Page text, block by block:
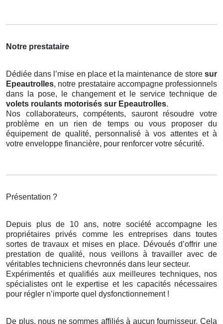
Notre prestataire
Dédiée dans l’mise en place et la maintenance de store sur
Epeautrolles, notre prestataire accompagne professionnels
dans la pose, le changement et le service technique de
volets roulants motorisés sur Epeautrolles.
Nos collaborateurs, compétents, sauront résoudre votre
problème en un rien de temps ou vous proposer du
équipement de qualité, personnalisé à vos attentes et à
votre enveloppe financière, pour renforcer votre sécurité.
Présentation ?
Depuis plus de 10 ans, notre société accompagne les
propriétaires privés comme les entreprises dans toutes
sortes de travaux et mises en place. Dévoués d’offrir une
prestation de qualité, nous veillons à travailler avec de
véritables techniciens chevronnés dans leur secteur.
Expérimentés et qualifiés aux meilleures techniques, nos
spécialistes ont le expertise et les capacités nécessaires
pour régler n’importe quel dysfonctionnement !
De plus, nous ne sommes affiliés à aucun fournisseur. Cela